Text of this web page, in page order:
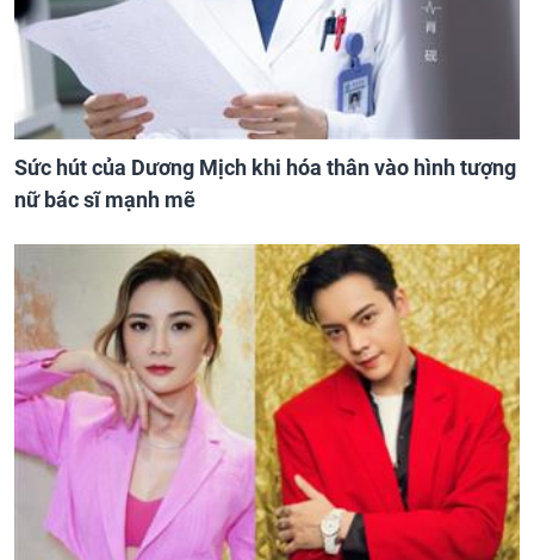
Sức hút của Dương Mịch khi hóa thân vào hình tượng
nữ bác sĩ mạnh mẽ